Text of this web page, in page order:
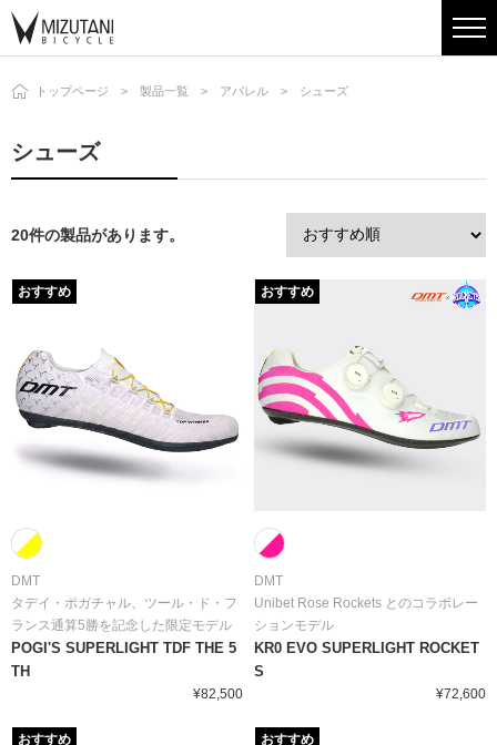
トップページ 製品一覧 アパレル シューズ
シューズ
20件の製品があります。
DMT
タデイ・ポガチャル、ツール・ド・フ
ランス通算5勝を記念した限定モデル
POGI'S SUPERLIGHT TDF THE 5
TH
¥82,500
おすすめ
DMT
Unibet Rose Rockets とのコラボレー
ションモデル
KR0 EVO SUPERLIGHT ROCKET
S
¥72,600
おすすめ
おすすめ おすすめ